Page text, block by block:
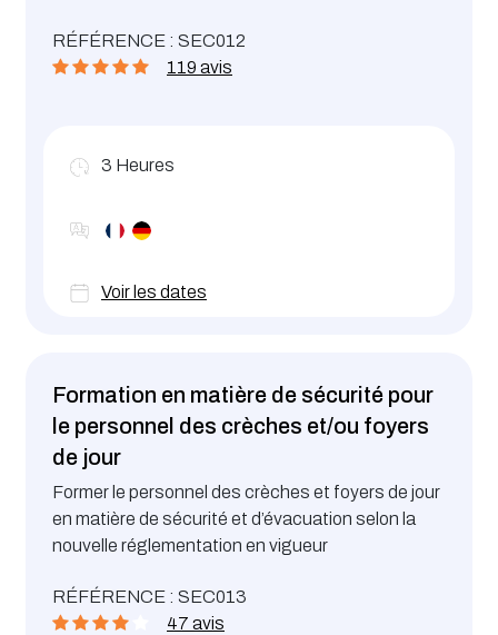
de sécurité au travail dans le but de répondre aux
attentes de l’Inspection du Travail et des Mines et
RÉFÉRENCE : SEC012
119 avis
3 Heures
Voir les dates
Formation en matière de sécurité pour
le personnel des crèches et/ou foyers
de jour
Former le personnel des crèches et foyers de jour
en matière de sécurité et d’évacuation selon la
nouvelle réglementation en vigueur
RÉFÉRENCE : SEC013
47 avis